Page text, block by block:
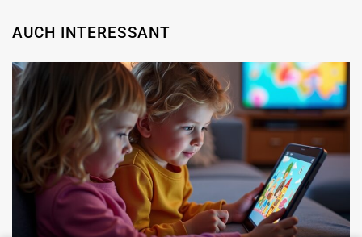
AUCH INTERESSANT